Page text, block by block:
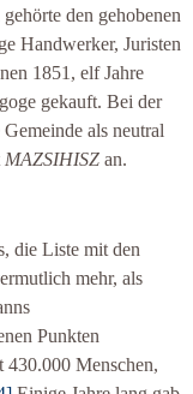
den gehobenen
Handwerker, Juristen
1851, elf Jahre
gekauft. Bei der
als neutral
MAZSIHISZ an.
die Liste mit den
mehr, als
Punkten
430.000 Menschen,